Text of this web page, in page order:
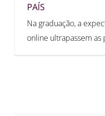
PAÍS
Na graduação, a
online ultrapassem as